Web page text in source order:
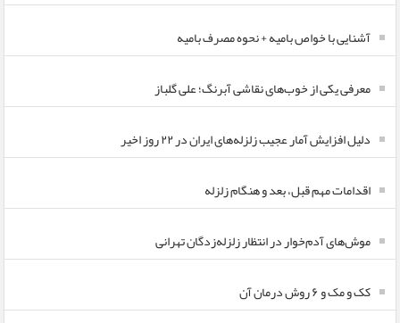
آشنایی با خواص بامیه + نحوه مصرف بامیه
معرفی یکی از خوب‌های نقاشی آبرنگ؛ علی گلباز
دلیل افزایش آمار عجیب زلزله‌های ایران در ۲۲ روز اخیر
اقدامات مهم قبل، بعد و هنگام زلزله
موش‌های آدم‌خوار در انتظار زلزله‌زدگان تهرانی
کک و مک و ۶ روش درمان آن